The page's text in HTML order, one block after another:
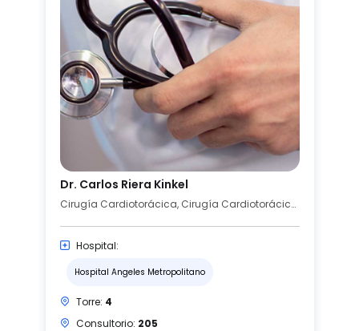
Dr. Carlos Riera Kinkel
Cirugía Cardiotorácica, Cirugía Cardiotorácica Pediátrica
Hospital:
Hospital Angeles Metropolitano
Torre: 4
Consultorio: 205